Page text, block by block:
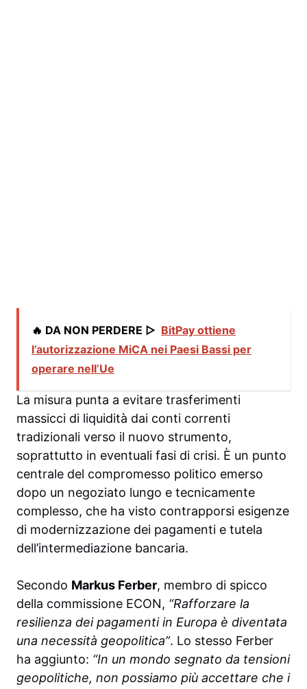
🔥 DA NON PERDERE ▷ BitPay ottiene
l’autorizzazione MiCA nei Paesi Bassi per
operare nell’Ue
La misura punta a evitare trasferimenti
massicci di liquidità dai conti correnti
tradizionali verso il nuovo strumento,
soprattutto in eventuali fasi di crisi. È un punto
centrale del compromesso politico emerso
dopo un negoziato lungo e tecnicamente
complesso, che ha visto contrapporsi esigenze
di modernizzazione dei pagamenti e tutela
dell’intermediazione bancaria.
Secondo Markus Ferber, membro di spicco
della commissione ECON, “Rafforzare la
resilienza dei pagamenti in Europa è diventata
una necessità geopolitica”. Lo stesso Ferber
ha aggiunto: “In un mondo segnato da tensioni
geopolitiche, non possiamo più accettare che i